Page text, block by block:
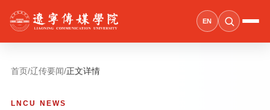
EN
首页/辽传要闻/正文详情
LNCU NEWS